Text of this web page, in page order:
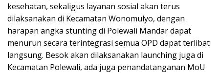
kesehatan, sekaligus layanan sosial akan terus
dilaksanakan di Kecamatan Wonomulyo, dengan
harapan angka stunting di Polewali Mandar dapat
menurun secara terintegrasi semua OPD dapat terlibat
langsung. Besok akan dilaksanakan launching juga di
Kecamatan Polewali, ada juga penandatanganan MoU